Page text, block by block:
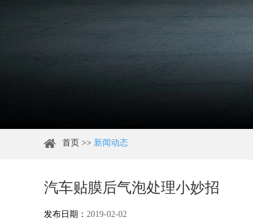
首页 >> 新闻动态
汽车贴膜后气泡处理小妙招
发布日期： 2019-02-02